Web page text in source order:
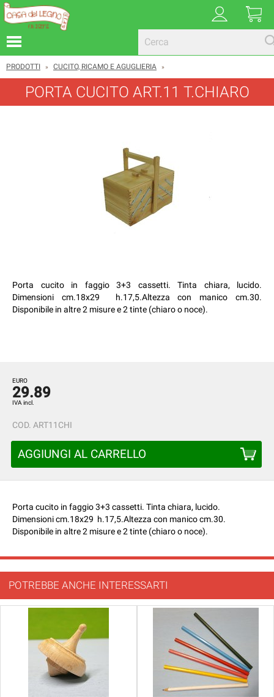
PRODOTTI » CUCITO, RICAMO E AGUGLIERIA »
PORTA CUCITO ART.11 T.CHIARO
Porta cucito in faggio 3+3 cassetti. Tinta chiara, lucido.
Dimensioni cm.18x29 h.17,5.Altezza con manico cm.30.
Disponibile in altre 2 misure e 2 tinte (chiaro o noce).
EURO
29.89
IVA incl.
COD. ART11CHI
AGGIUNGI AL CARRELLO
Porta cucito in faggio 3+3 cassetti. Tinta chiara, lucido.
Dimensioni cm.18x29 h.17,5.Altezza con manico cm.30.
Disponibile in altre 2 misure e 2 tinte (chiaro o noce).
POTREBBE ANCHE INTERESSARTI